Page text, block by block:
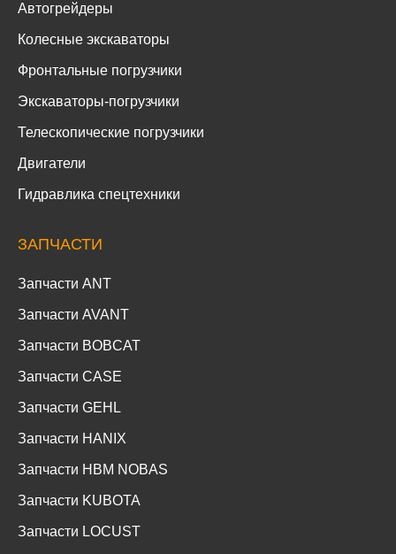
Автогрейдеры
Колесные экскаваторы
Фронтальные погрузчики
Экскаваторы-погрузчики
Телескопические погрузчики
Двигатели
Гидравлика спецтехники
ЗАПЧАСТИ
Запчасти ANT
Запчасти AVANT
Запчасти BOBCAT
Запчасти CASE
Запчасти GEHL
Запчасти HANIX
Запчасти HBM NOBAS
Запчасти KUBOTA
Запчасти LOCUST